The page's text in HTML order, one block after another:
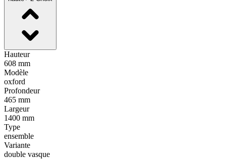
Hauteur
608 mm
Modèle
oxford
Profondeur
465 mm
Largeur
1400 mm
Type
ensemble
Variante
double vasque